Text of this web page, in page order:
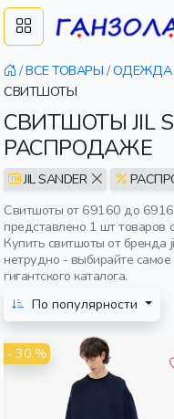
/ВСЕ ТОВАРЫ /ОДЕЖДА
СВИТШОТЫ
СВИТШОТЫ JIL
РАСПРОДАЖЕ
JIL SANDER
Свитшоты от 69160 до
представлено 1 шт товаров
Купить свитшоты от бренда
нетрудно - выбирайте
гигантского каталога.
По популярности
- 30 %